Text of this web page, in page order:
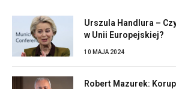
Urszula Handlura –
w Unii Europejskiej?
10 MAJA 2024
Robert Mazurek: